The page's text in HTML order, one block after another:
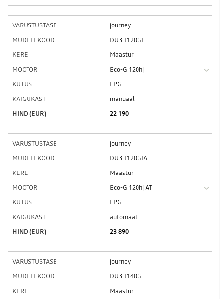
journey
DU3-J120GI
Maastur
Eco-G 120hj
LPG
manuaal
22 190
journey
DU3-J120GIA
Maastur
Eco-G 120hj AT
LPG
automaat
23 890
journey
DU3-J140G
Maastur